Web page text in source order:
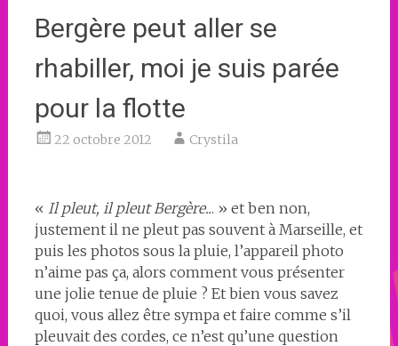
Bergère peut aller se
rhabiller, moi je suis parée
pour la flotte
22 octobre 2012 Crystila
« Il pleut, il pleut Bergère... » et ben non,
justement il ne pleut pas souvent à Marseille, et
puis les photos sous la pluie, l’appareil photo
n’aime pas ça, alors comment vous présenter
une jolie tenue de pluie ? Et bien vous savez
quoi, vous allez être sympa et faire comme s’il
pleuvait des cordes, ce n’est qu’une question